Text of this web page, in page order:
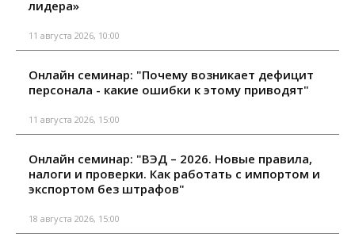
лидера»
11 августа 2026, 10:00
Онлайн семинар: "Почему возникает дефицит
персонала - какие ошибки к этому приводят"
11 августа 2026, 15:00
Онлайн семинар: "ВЭД – 2026. Новые правила,
налоги и проверки. Как работать с импортом и
экспортом без штрафов"
18 августа 2026, 15:00